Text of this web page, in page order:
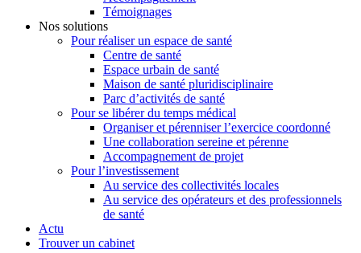
Témoignages
Nos solutions
Pour réaliser un espace de santé
Centre de santé
Espace urbain de santé
Maison de santé pluridisciplinaire
Parc d’activités de santé
Pour se libérer du temps médical
Organiser et pérenniser l’exercice coordonné
Une collaboration sereine et pérenne
Accompagnement de projet
Pour l’investissement
Au service des collectivités locales
Au service des opérateurs et des professionnels
de santé
Actu
Trouver un cabinet